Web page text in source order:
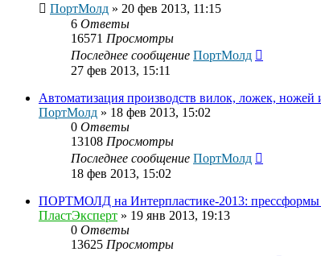
ПортМолд » 20 фев 2013, 11:15
6 Ответы
16571 Просмотры
Последнее сообщение ПортМолд
27 фев 2013, 15:11
Автоматизация производств вилок, ложек, ножей
ПортМолд » 18 фев 2013, 15:02
0 Ответы
13108 Просмотры
Последнее сообщение ПортМолд
18 фев 2013, 15:02
ПОРТМОЛД на Интерпластике-2013: прессформы
ПластЭксперт » 19 янв 2013, 19:13
0 Ответы
13625 Просмотры